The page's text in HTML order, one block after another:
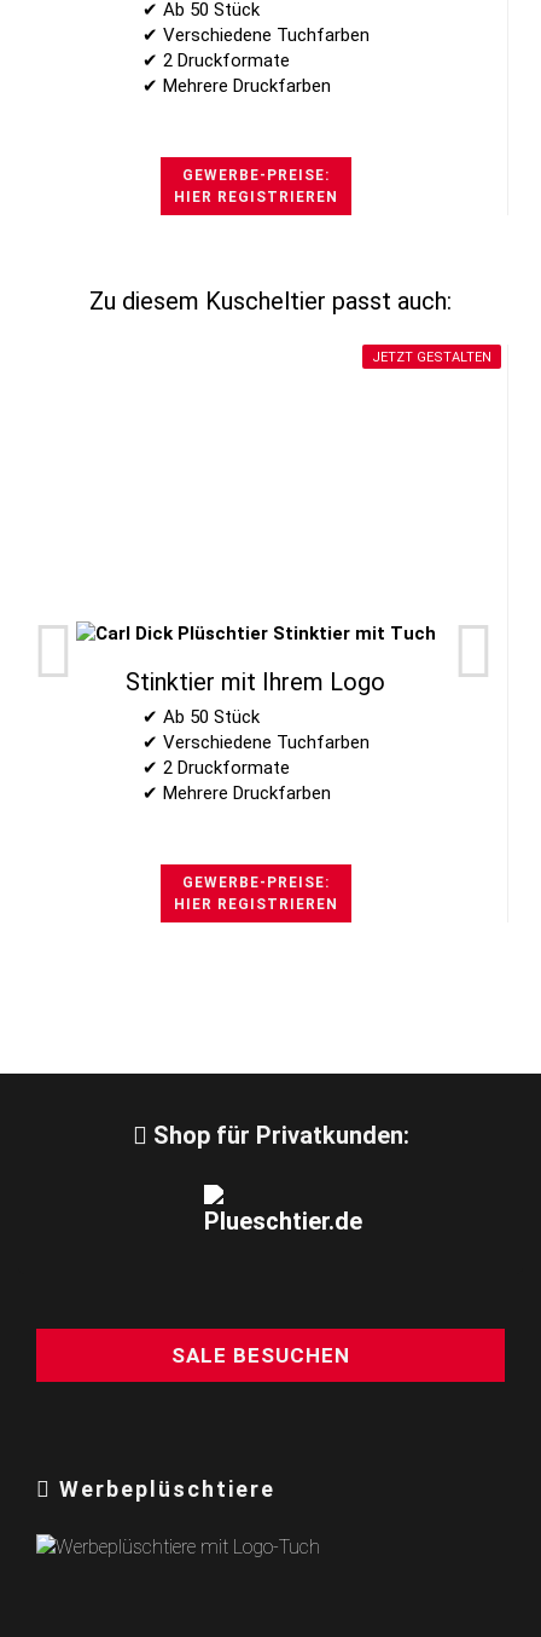
✔ Ab 50 Stück
✔ Verschiedene Tuchfarben
✔ 2 Druckformate
✔ Mehrere Druckfarben
GEWERBE-PREISE:
HIER REGISTRIEREN
Zu diesem Kuscheltier passt auch:
JETZT GESTALTEN
Stinktier mit Ihrem Logo
✔ Ab 50 Stück
✔ Verschiedene Tuchfarben
✔ 2 Druckformate
✔ Mehrere Druckfarben
GEWERBE-PREISE:
HIER REGISTRIEREN
Shop für Privatkunden:
SALE BESUCHEN
Werbeplüschtiere